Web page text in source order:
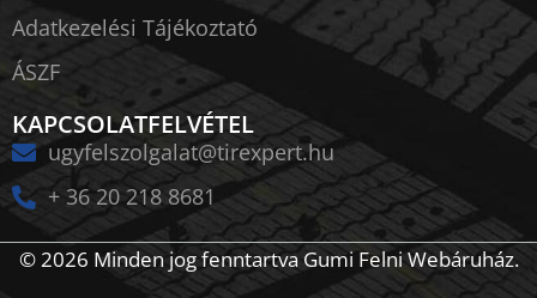
Adatkezelési Tájékoztató
ÁSZF
KAPCSOLATFELVÉTEL
ugyfelszolgalat@tirexpert.hu
+ 36 20 218 8681
© 2026 Minden jog fenntartva Gumi Felni Webáruház.